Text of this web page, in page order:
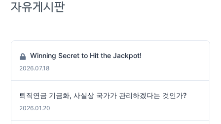
자유게시판
Winning Secret to Hit the Jackpot!
2026.07.18
퇴직연금 기금화, 사실상 국가가 관리하겠다는 것인가?
2026.01.20